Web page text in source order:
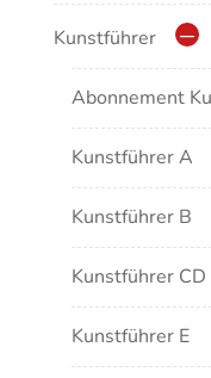
Moderne/
Übergreifende
Kunstführer
Abonnement
Kunstführer A
Kunstführer B
Kunstführer CD
Kunstführer E